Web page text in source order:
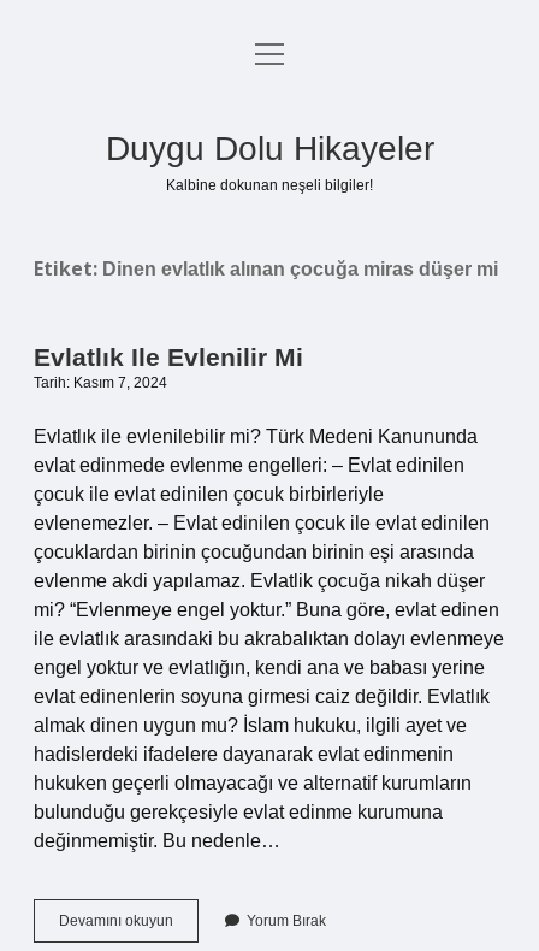
Anasayfa
menüyü
Duygu Dolu Hikayeler
Kalbine dokunan neşeli bilgiler!
Etiket: Dinen evlatlık alınan çocuğa miras düşer mi
Evlatlık Ile Evlenilir Mi
Tarih: Kasım 7, 2024
Evlatlık ile evlenilebilir mi? Türk Medeni Kanununda
evlat edinmede evlenme engelleri: – Evlat edinilen
çocuk ile evlat edinilen çocuk birbirleriyle
evlenemezler. – Evlat edinilen çocuk ile evlat edinilen
çocuklardan birinin çocuğundan birinin eşi arasında
evlenme akdi yapılamaz. Evlatlik çocuğa nikah düşer
mi? “Evlenmeye engel yoktur.” Buna göre, evlat edinen
ile evlatlık arasındaki bu akrabalıktan dolayı evlenmeye
engel yoktur ve evlatlığın, kendi ana ve babası yerine
evlat edinenlerin soyuna girmesi caiz değildir. Evlatlık
almak dinen uygun mu? İslam hukuku, ilgili ayet ve
hadislerdeki ifadelere dayanarak evlat edinmenin
hukuken geçerli olmayacağı ve alternatif kurumların
bulunduğu gerekçesiyle evlat edinme kurumuna
değinmemiştir. Bu nedenle…
Devamını okuyun
Ile
Yorum Bırak